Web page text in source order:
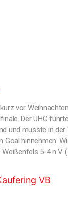
vor
Der UHC
und musste in der
Goal hinnehmen.
Weißenfels 5-4 n.V.